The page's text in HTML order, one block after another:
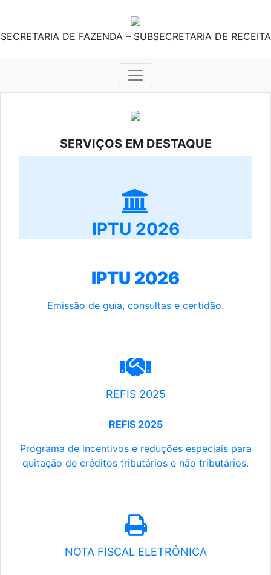
SECRETARIA DE FAZENDA – SUBSECRETARIA DE RECEITA
SERVIÇOS EM DESTAQUE
IPTU 2026
IPTU 2026
Emissão de guia, consultas e certidão.
REFIS 2025
REFIS 2025
Programa de incentivos e reduções especiais para
quitação de créditos tributários e não tributários.
NOTA FISCAL ELETRÔNICA